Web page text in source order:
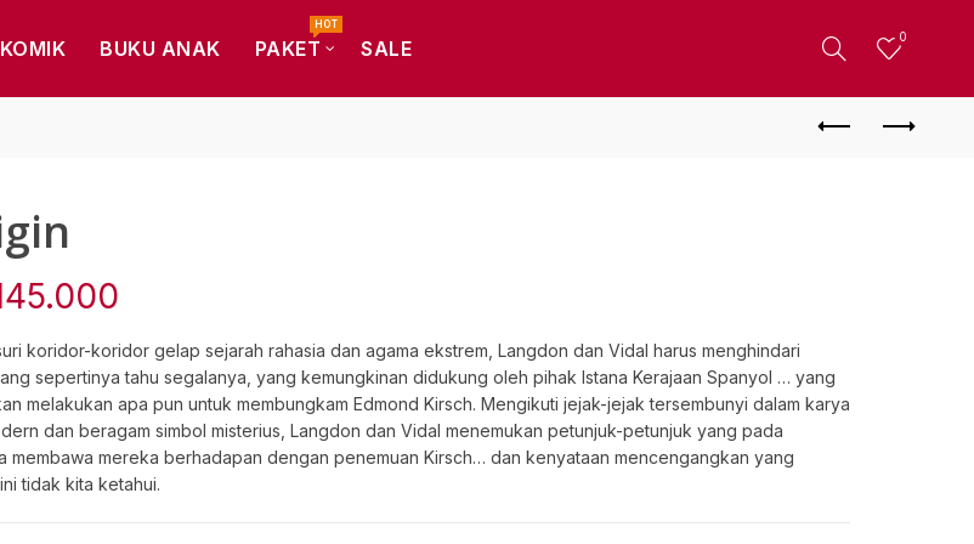
KOMIK BUKU ANAK PAKET
HOT
SALE 0
koridor-koridor gelap sejarah rahasia dan agama ekstrem, Langdon dan Vidal harus menghindari
sepertinya tahu segalanya, yang kemungkinan didukung oleh pihak Istana Kerajaan Spanyol … yang
melakukan apa pun untuk membungkam Edmond Kirsch. Mengikuti jejak-jejak tersembunyi dalam karya
dan beragam simbol misterius, Langdon dan Vidal menemukan petunjuk-petunjuk yang pada
membawa mereka berhadapan dengan penemuan Kirsch… dan kenyataan mencengangkan yang
tidak kita ketahui.